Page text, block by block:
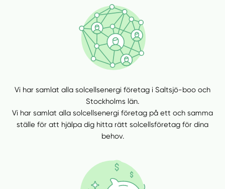
Vi har samlat alla solcellsenergi företag i Saltsjö-boo och
Stockholms län.
Vi har samlat alla solcellsenergi företag på ett och samma
ställe för att hjälpa dig hitta rätt solcellsföretag för dina
behov.